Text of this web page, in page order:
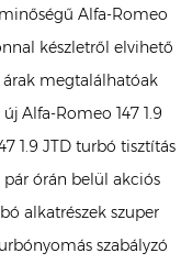
Alfa-Romeo
készletről elvihető
árak megtalálhatóak
Alfa-Romeo 147 1.9
1.9 JTD turbó tisztítás
órán belül akciós
alkatrészek szuper
szabályzó